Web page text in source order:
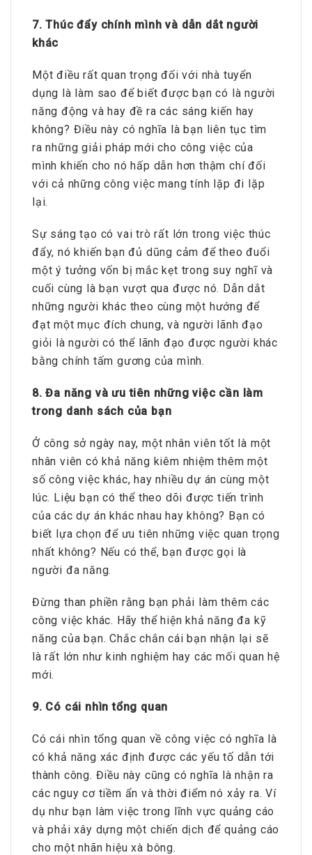
7. Thúc đẩy chính mình và dẫn dắt người
khác
Một điều rất quan trọng đối với nhà tuyển
dụng là làm sao để biết được bạn có là người
năng động và hay đề ra các sáng kiến hay
không? Điều này có nghĩa là bạn liên tục tìm
ra những giải pháp mới cho công việc của
mình khiến cho nó hấp dẫn hơn thậm chí đối
với cả những công việc mang tính lặp đi lặp
lại.
Sự sáng tạo có vai trò rất lớn trong việc thúc
đẩy, nó khiến bạn đủ dũng cảm để theo đuổi
một ý tưởng vốn bị mắc kẹt trong suy nghĩ và
cuối cùng là bạn vượt qua được nó. Dẫn dắt
những người khác theo cùng một hướng để
đạt một mục đích chung, và người lãnh đạo
giỏi là người có thể lãnh đạo được người khác
bằng chính tấm gương của mình.
8. Đa năng và ưu tiên những việc cần làm
trong danh sách của bạn
Ở công sở ngày nay, một nhân viên tốt là một
nhân viên có khả năng kiêm nhiệm thêm một
số công việc khác, hay nhiều dự án cùng một
lúc. Liệu bạn có thể theo dõi được tiến trình
của các dự án khác nhau hay không? Bạn có
biết lựa chọn để ưu tiên những việc quan trọng
nhất không? Nếu có thể, bạn được gọi là
người đa năng.
Đừng than phiền rằng bạn phải làm thêm các
công việc khác. Hãy thể hiện khả năng đa kỹ
năng của bạn. Chắc chắn cái bạn nhận lại sẽ
là rất lớn như kinh nghiệm hay các mối quan hệ
mới.
9. Có cái nhìn tổng quan
Có cái nhìn tổng quan về công việc có nghĩa là
có khả năng xác định được các yếu tố dẫn tới
thành công. Điều này cũng có nghĩa là nhận ra
các nguy cơ tiềm ẩn và thời điểm nó xảy ra. Ví
dụ như bạn làm việc trong lĩnh vực quảng cáo
và phải xây dựng một chiến dịch để quảng cáo
cho một nhãn hiệu xà bông.